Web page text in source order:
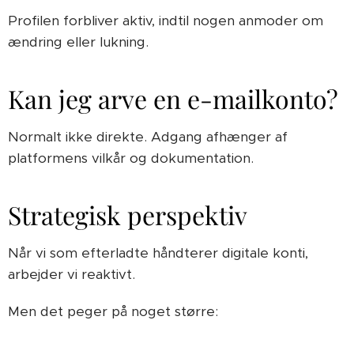
Profilen forbliver aktiv, indtil nogen anmoder om
ændring eller lukning.
Kan jeg arve en e-mailkonto?
Normalt ikke direkte. Adgang afhænger af
platformens vilkår og dokumentation.
Strategisk perspektiv
Når vi som efterladte håndterer digitale konti,
arbejder vi reaktivt.
Men det peger på noget større: